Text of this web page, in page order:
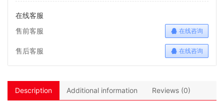
在线客服
售前客服
在线咨询
售后客服 在线咨询
Description Additional information Reviews (0)